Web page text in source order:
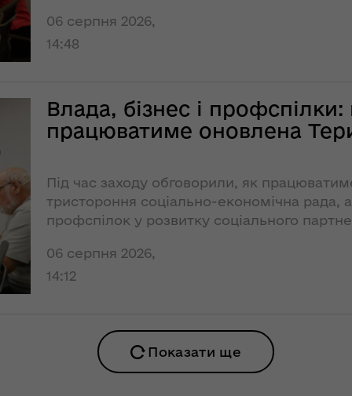
2018
«Українського
радіо. Луцьк»
місцевих доріг на
Волині: перші
підсумки 2021
Ситуація на
кордоні
але робота на
випередження
На Волині в цьому
році найбільший
збір врожаю
06 серпня 2026,
14:48
Влада, бізнес і
працюватиме оновлена
Під час заходу обговорили, як
тристороння соціально-економічна рада,
профспілок у розвитку соціального
06 серпня 2026,
14:12
Показати ще